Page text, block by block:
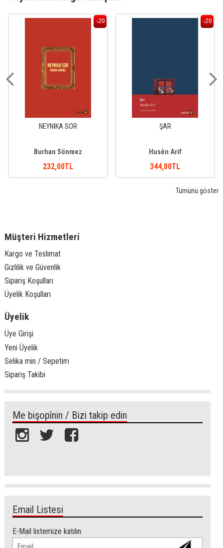
%20
NEYNIKA SOR
Burhan Sönmez
232,00TL
%20
ŞAR
Husên Arif
344,00TL
Tümünü göster
Müşteri Hizmetleri
Kargo ve Teslimat
Gizlilik ve Güvenlik
Sipariş Koşulları
Üyelik Koşulları
Üyelik
Üye Girişi
Yeni Üyelik
Selika min / Sepetim
Sipariş Takibi
Me bişopînin / Bizi takip edin
Email Listesi
E-Mail listemize katılın.